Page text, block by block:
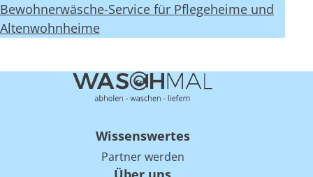
Bewohnerwäsche-Service für Pflegeheime und
Altenwohnheime
Wissenswertes
Partner werden